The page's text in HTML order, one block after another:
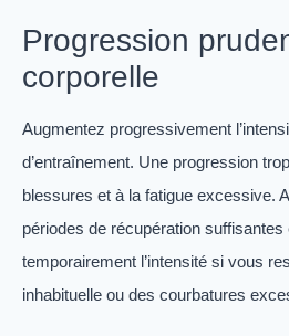
Progression
corporelle
Augmentez progressivement
d’entraînement. Une progression
blessures et à la fatigue excessive.
périodes de récupération suffisantes
temporairement l’intensité si vous
inhabituelle ou des courbatures